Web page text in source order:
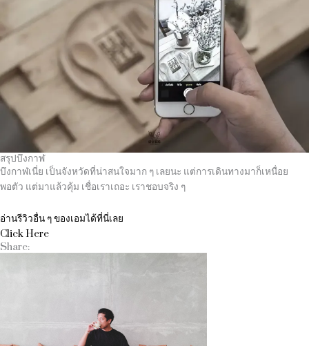
สรุปบึงกาฬ
บึงกาฬเนี่ย เป็นจังหวัดที่น่าสนใจมาก ๆ เลยนะ แต่การเดินทางมาก็เหนื่อย
พอตัว แต่มาแล้วคุ้ม เชื่อเราเถอะ เราชอบจริง ๆ
อ่านรีวิวอื่น ๆ ของเอมได้ที่นี่เลย
Click Here
Share: